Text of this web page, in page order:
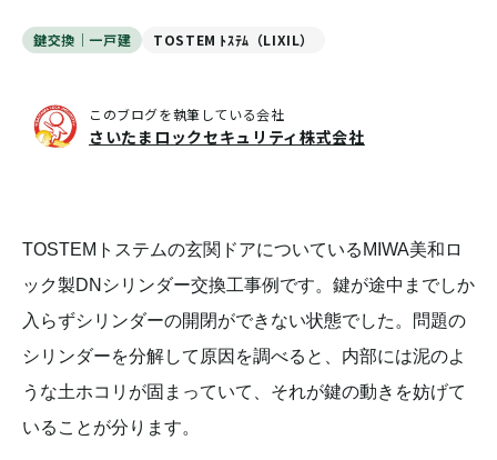
鍵交換｜一戸建 TOSTEM ﾄｽﾃﾑ（LIXIL）
このブログを執筆している会社
さいたまロックセキュリティ株式会社
TOSTEMトステムの玄関ドアについているMIWA美和ロ
ック製DNシリンダー交換工事例です。鍵が途中までしか
入らずシリンダーの開閉ができない状態でした。問題の
シリンダーを分解して原因を調べると、内部には泥のよ
うな土ホコリが固まっていて、それが鍵の動きを妨げて
いることが分ります。